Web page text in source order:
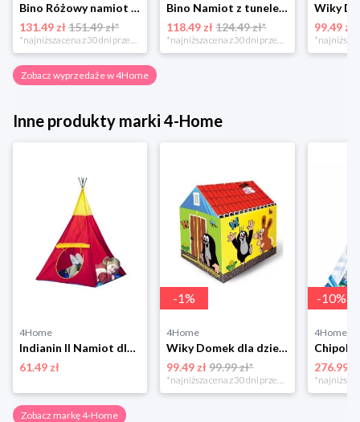
Bino Różowy namiot - zamek
131.49 zł151.49 zł*
*najniższa cena z 30 dni przed obniżką
Bino Namiot z tunelem Słoń
118.49 zł 124.49 zł*
*najniższa cena z 30 dni przed obniżką
99.49 zł
Zobacz wyprzedaże w 4Home
Inne produkty marki 4-Home
4Home
Indianin II Namiot dla dzieciczerwony 4-Home
61.49 zł
-1%
4Home
Wiky Domek dla dzieci/namiot Krecik, 94 x 72 x 103 cm 4-Home
99.49 zł 99.99 zł*
-10%
4Home
276.99 zł
Zobacz markę 4-Home